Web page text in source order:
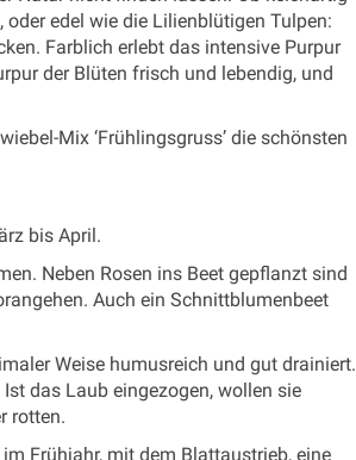
edel wie die Lilienblütigen Tulpen:
Farblich erlebt das intensive Purpur
der Blüten frisch und lebendig, und
Mix ‘Frühlingsgruss’ die schönsten
bis April.
Neben Rosen ins Beet gepflanzt sind
Auch ein Schnittblumenbeet
Weise humusreich und gut drainiert.
das Laub eingezogen, wollen sie
rotten.
Frühjahr, mit dem Blattaustrieb, eine